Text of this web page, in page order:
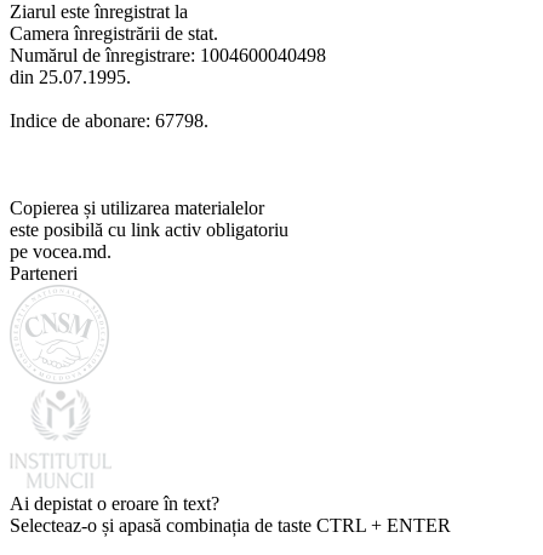
Ziarul este înregistrat la
Camera înregistrării de stat.
Numărul de înregistrare: 1004600040498
din 25.07.1995.
Indice de abonare: 67798.
Copierea și utilizarea materialelor
este posibilă cu link activ obligatoriu
pe vocea.md.
Parteneri
Ai depistat o eroare în text?
Selecteaz-o și apasă combinația de taste CTRL + ENTER